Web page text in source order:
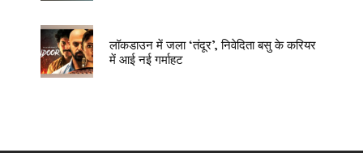
लॉकडाउन में जला ‘तंदूर’, निवेदिता बसु के करियर
में आई नई गर्माहट